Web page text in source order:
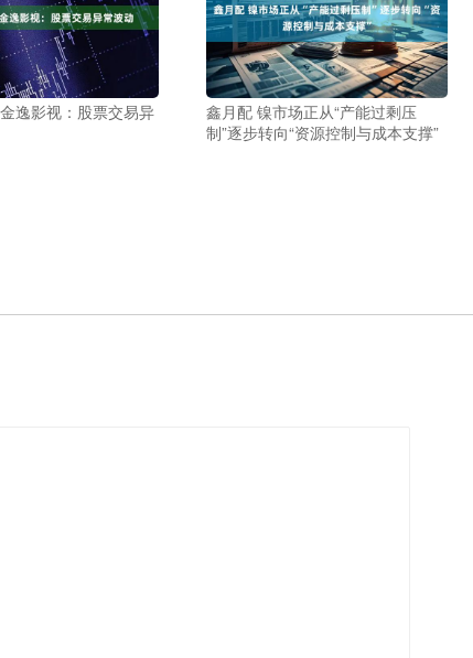
逸影视：股票交易异
鑫月配 镍市场正从“产能过剩压
制”逐步转向“资源控制与成本支撑”